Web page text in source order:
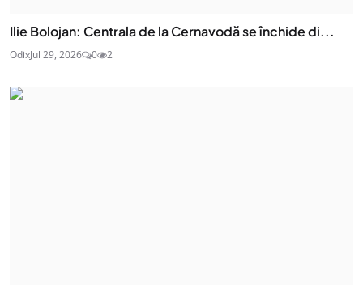
Ilie Bolojan: Centrala de la Cernavodă se închide di...
OdixJul 29, 2026 0 2